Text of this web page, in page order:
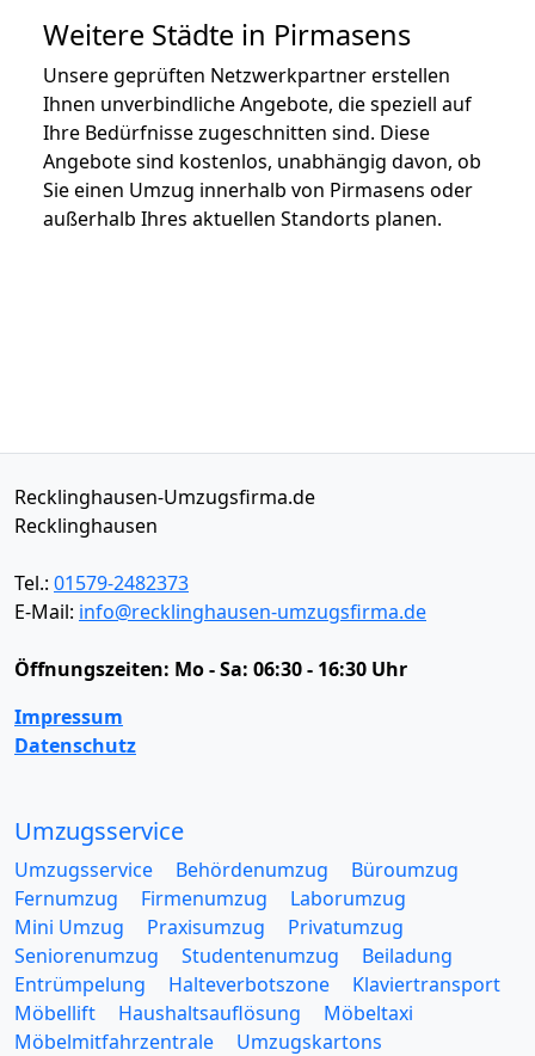
Weitere Städte in Pirmasens
Unsere geprüften Netzwerkpartner erstellen
Ihnen unverbindliche Angebote, die speziell auf
Ihre Bedürfnisse zugeschnitten sind. Diese
Angebote sind kostenlos, unabhängig davon, ob
Sie einen Umzug innerhalb von Pirmasens oder
außerhalb Ihres aktuellen Standorts planen.
Recklinghausen-Umzugsfirma.de
Recklinghausen
Tel.: 01579-2482373
E-Mail: info@recklinghausen-umzugsfirma.de
Öffnungszeiten: Mo - Sa: 06:30 - 16:30 Uhr
Impressum
Datenschutz
Umzugsservice
Umzugsservice Behördenumzug
Büroumzug
Fernumzug
Firmenumzug
Laborumzug
Mini Umzug
Praxisumzug
Privatumzug
Seniorenumzug
Studentenumzug
Beiladung
Entrümpelung
Halteverbotszone
Klaviertransport
Möbellift
Haushaltsauflösung
Möbeltaxi
Möbelmitfahrzentrale
Umzugskartons